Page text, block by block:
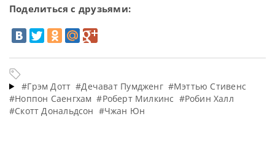
Поделиться с друзьями:
#Грэм Дотт #Дечават Пумдженг #Мэттью Стивенс
#Ноппон Саенгхам #Роберт Милкинс #Робин Халл
#Скотт Дональдсон #Чжан Юн